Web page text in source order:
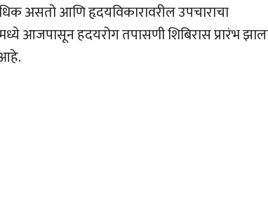
असतो आणि हृदयविकारावरील उपचाराचा
आजपासून हदयरोग तपासणी शिबिरास प्रारंभ